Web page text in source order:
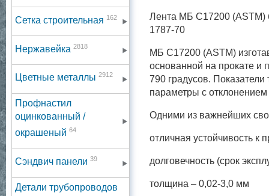
Сетка строительная 162
Нержавейка 2818
Цветные металлы 2912
Профнастил
оцинкованный /
окрашеный 64
Сэндвич панели 39
Детали трубопроводов
Лента МБ С17200 (ASTM)
1787-70
МБ С17200 (ASTM)
основанной на прокате и
790 градусов.
параметры с
Одними из важнейших
отличная устойчивость к
долговечность (срок
толщина – 0,02-3,0 мм